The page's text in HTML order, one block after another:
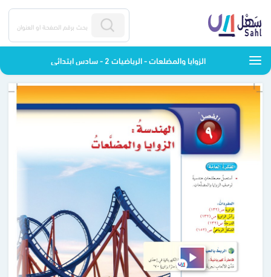
الزوايا والمضلعات - الرياضيات 2 - سادس ابتدائي